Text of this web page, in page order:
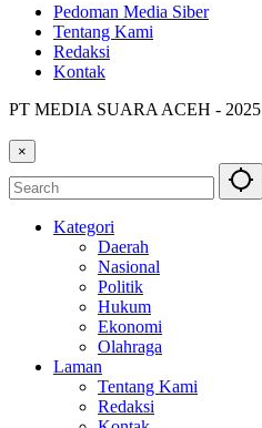
Pedoman Media Siber
Tentang Kami
Redaksi
Kontak
PT MEDIA SUARA ACEH - 2025
×
Kategori
Daerah
Nasional
Politik
Hukum
Ekonomi
Olahraga
Laman
Tentang Kami
Redaksi